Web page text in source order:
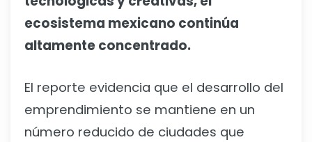
ecosistema mexicano continúa
altamente concentrado.
El reporte evidencia que el desarrollo del
emprendimiento se mantiene en un
número reducido de ciudades que